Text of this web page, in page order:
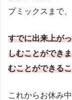
プミックスまで
すでに出来上が
しむことができ
むことができる
これからお休み